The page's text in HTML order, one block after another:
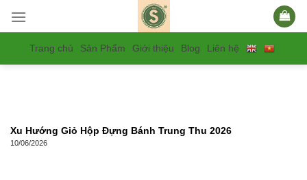
contentTrang chủ Sản Phẩm Giới thiệu Blog Liên hệ
Xu Hướng Giỏ Hộp Đựng Bánh Trung Thu 2026
10/06/2026